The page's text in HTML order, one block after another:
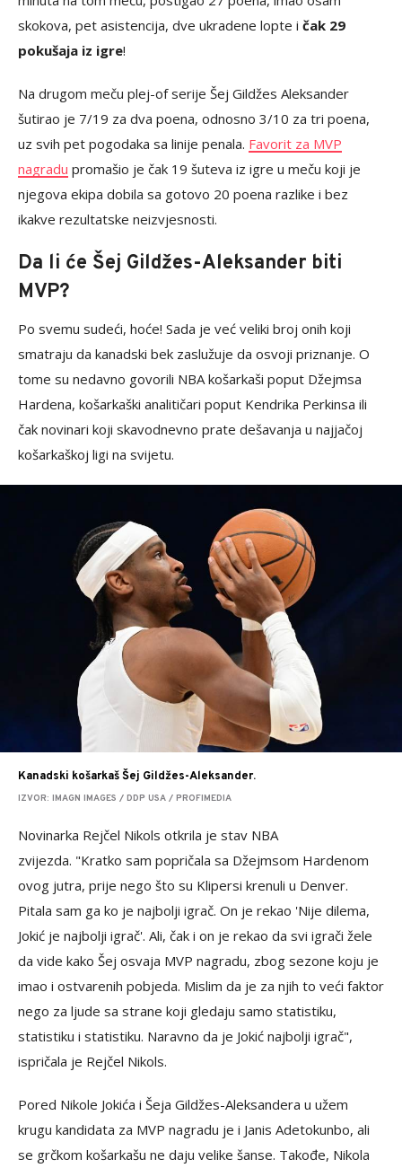
skokova, pet asistencija, dve ukradene lopte i čak 29
pokušaja iz igre!
Na drugom meču plej-of serije Šej Gildžes Aleksander
šutirao je 7/19 za dva poena, odnosno 3/10 za tri poena,
uz svih pet pogodaka sa linije penala. Favorit za MVP
nagradu promašio je čak 19 šuteva iz igre u meču koji je
njegova ekipa dobila sa gotovo 20 poena razlike i bez
ikakve rezultatske neizvjesnosti.
Da li će Šej Gildžes-Aleksander biti
MVP?
Po svemu sudeći, hoće! Sada je već veliki broj onih koji
smatraju da kanadski bek zaslužuje da osvoji priznanje. O
tome su nedavno govorili NBA košarkaši poput Džejmsa
Hardena, košarkaški analitičari poput Kendrika Perkinsa ili
čak novinari koji skavodnevno prate dešavanja u najjačoj
košarkaškoj ligi na svijetu.
Kanadski košarkaš Šej Gildžes-Aleksander.
IZVOR: IMAGN IMAGES / DDP USA / PROFIMEDIA
Novinarka Rejčel Nikols otkrila je stav NBA
zvijezda. "Kratko sam popričala sa Džejmsom Hardenom
ovog jutra, prije nego što su Klipersi krenuli u Denver.
Pitala sam ga ko je najbolji igrač. On je rekao 'Nije dilema,
Jokić je najbolji igrač'. Ali, čak i on je rekao da svi igrači žele
da vide kako Šej osvaja MVP nagradu, zbog sezone koju je
imao i ostvarenih pobjeda. Mislim da je za njih to veći faktor
nego za ljude sa strane koji gledaju samo statistiku,
statistiku i statistiku. Naravno da je Jokić najbolji igrač",
ispričala je Rejčel Nikols.
Pored Nikole Jokića i Šeja Gildžes-Aleksandera u užem
krugu kandidata za MVP nagradu je i Janis Adetokunbo, ali
se grčkom košarkašu ne daju velike šanse. Takođe, Nikola